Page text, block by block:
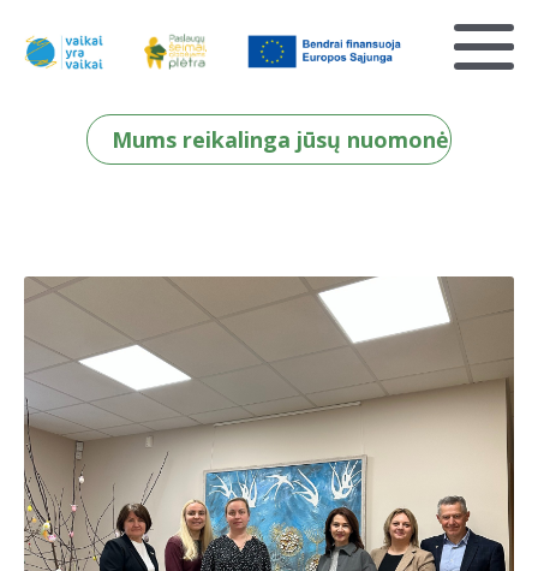
Mums reikalinga jūsų nuomonė